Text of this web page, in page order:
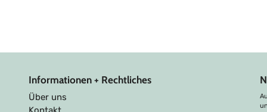
Informationen + Rechtliches
Über uns